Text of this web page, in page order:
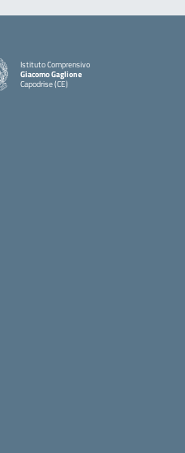
Istituto Comprensivo
Giacomo Gaglione
Capodrise (CE)
— Visita la pagina iniziale della scuola